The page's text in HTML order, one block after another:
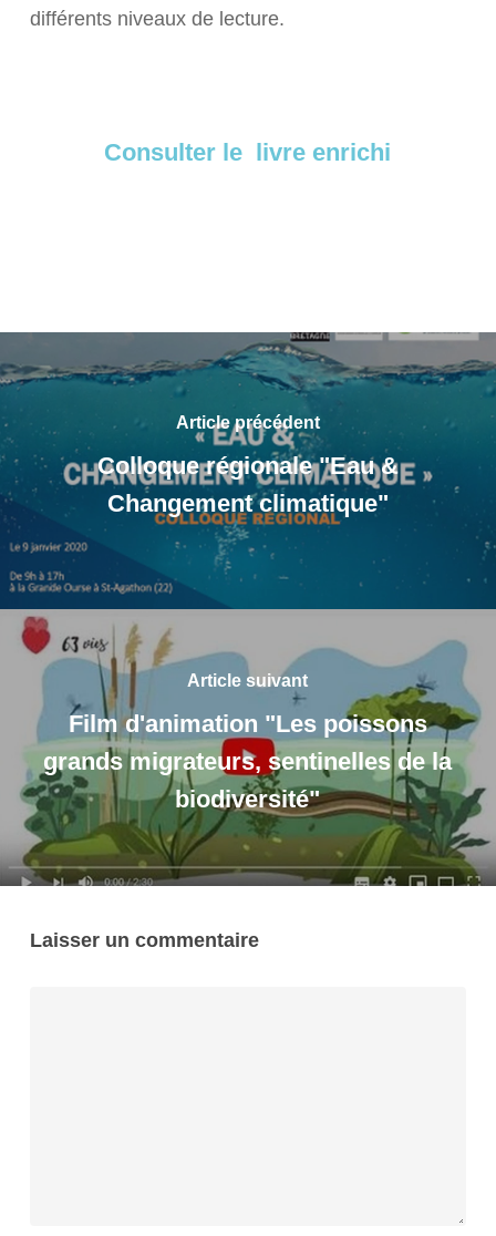
différents niveaux de lecture.
Consulter le livre enrichi
Article précédent
Colloque régionale "Eau &
Changement climatique"
Article suivant
Film d'animation "Les poissons
grands migrateurs, sentinelles de la
biodiversité"
Laisser un commentaire